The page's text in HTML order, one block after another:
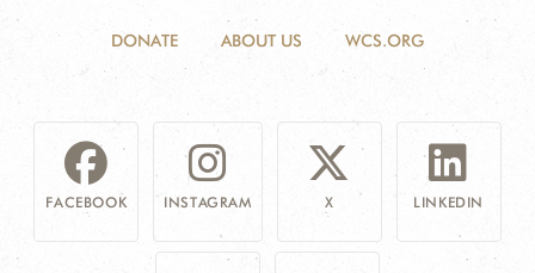
DONATE ABOUT US WCS.ORG
FACEBOOK INSTAGRAM X LINKEDIN